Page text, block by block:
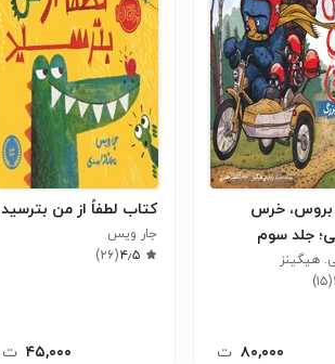
بروس، خرس
جلد سوم
هیگینز
(۱۵)
۸۰,۰۰۰ ت
کتاب لطفاً از من بترسید
جار ویس
۴٫۵(۲۶)
۴۵,۰۰۰ ت